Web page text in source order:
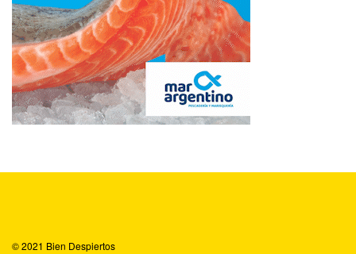
© 2021 Bien Despiertos